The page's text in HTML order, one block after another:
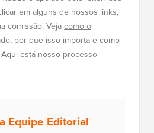
que Você DEVE Fazer
Mudar Temas do WordPress